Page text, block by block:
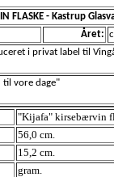
FLASKE - Kastrup
Året:
i privat label til
til vore dage"
"Kijafa" kirsebærvin
56,0 cm.
15,2 cm.
gram.